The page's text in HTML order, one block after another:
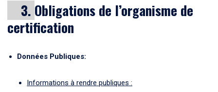
3. Obligations de l’organisme de
certification
Données Publiques:
Informations à rendre publiques :